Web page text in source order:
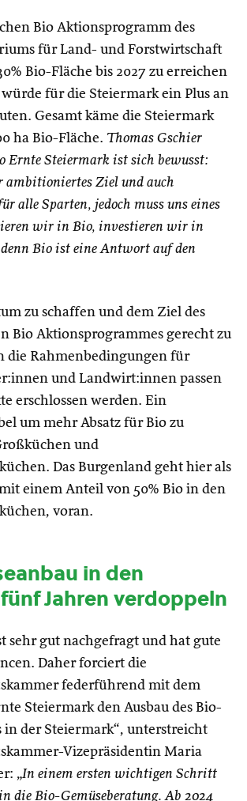
Bio Aktionsprogramm des
für Land- und Forstwirtschaft
Bio-Fläche bis 2027 zu erreichen
für die Steiermark ein Plus an
Gesamt käme die Steiermark
ha Bio-Fläche. Thomas Gschier
Ernte Steiermark ist sich bewusst:
ambitioniertes Ziel und auch
alle Sparten, jedoch muss uns eines
wir in Bio, investieren wir in
Bio ist eine Antwort auf den
zu schaffen und dem Ziel des
Bio Aktionsprogrammes gerecht zu
die Rahmenbedingungen für
und Landwirt:innen passen
erschlossen werden. Ein
um mehr Absatz für Bio zu
und
Das Burgenland geht hier als
einem Anteil von 50% Bio in den
voran.
in den
Jahren verdoppeln
sehr gut nachgefragt und hat gute
Daher forciert die
federführend mit dem
Steiermark den Ausbau des Bio-
in der Steiermark“, unterstreicht
Vizepräsidentin Maria
„In einem ersten wichtigen Schritt
die Bio-Gemüseberatung. Ab 2024